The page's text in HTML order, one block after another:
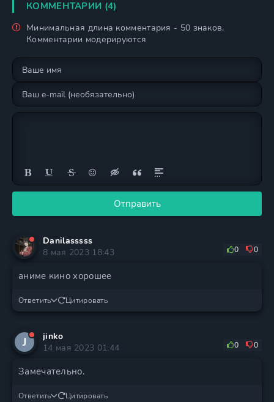
КОММЕНТАРИИ (4)
Минимальная длина комментария - 50 знаков.
Комментарии модерируются
Отправить
Danilasssss
8 мая 2023 18:43
0 0
аниме кино хорошее
Ответить Цитировать
J
jinko
14 мая 2023 01:44
0 0
Замечательно.
Ответить Цитировать